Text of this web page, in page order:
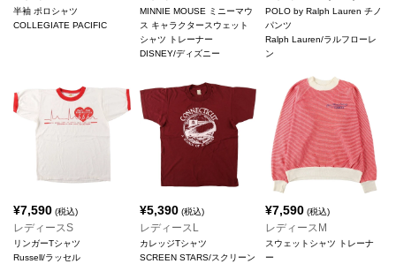
半袖 ポロシャツ
COLLEGIATE PACIFIC
MINNIE MOUSE ミニーマウ
ス キャラクタースウェット
シャツ トレーナー
DISNEY/ディズニー
POLO by Ralph Lauren チノ
パンツ
Ralph Lauren/ラルフローレ
ン
¥7,590 (税込)
レディースS
リンガーTシャツ
Russell/ラッセル
¥5,390(税込)
レディースL
カレッジTシャツ
SCREEN STARS/スクリーン
¥7,590 (税込)
レディースM
スウェットシャツ トレーナ
ー